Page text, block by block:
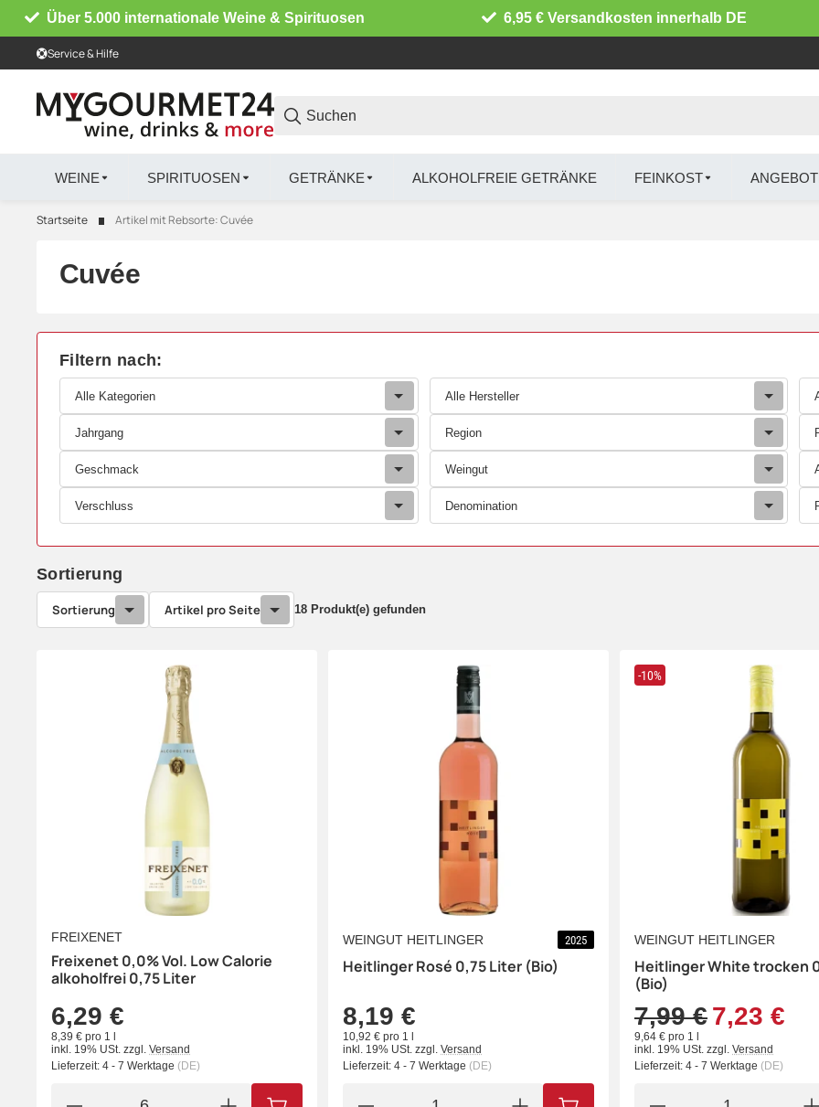
Über 5.000 internationale Weine & Spirituosen 6,95 € Versandkosten innerhalb DE
Service & Hilfe
WEINE SPIRITUOSEN GETRÄNKE ALKOHOLFREIE GETRÄNKE FEINKOST
Startseite Artikel mit Rebsorte: Cuvée
Cuvée
Filtern nach:
Alle Kategorien Alle Hersteller
Jahrgang Region
Geschmack Weingut
Verschluss Denomination
Sortierung
Sortierung Artikel pro Seite 18 Produkt(e) gefunden
FREIXENET
Freixenet 0,0% Vol. Low Calorie
alkoholfrei 0,75 Liter
6,29 €
8,39 € pro 1 l
inkl. 19% USt. zzgl. Versand
Lieferzeit: 4 - 7 Werktage (DE)
WEINGUT HEITLINGER 2025
Heitlinger Rosé 0,75 Liter (Bio)
8,19 €
10,92 € pro 1 l
inkl. 19% USt. zzgl. Versand
Lieferzeit: 4 - 7 Werktage (DE)
-10%
WEINGUT HEITLINGER
Heitlinger White trocken
(Bio)
7,23 €
7,99 €
9,64 € pro 1 l
inkl. 19% USt. zzgl. Versand
Lieferzeit: 4 - 7 Werktage (DE)